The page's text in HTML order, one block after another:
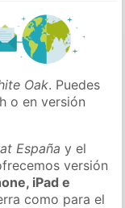
Oak. Puedes
o en versión
España y el
versión
iPad e
como para el